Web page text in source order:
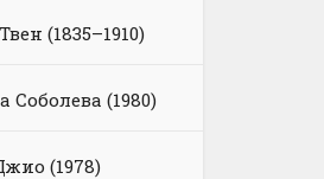
(1835–1910)
Соболева (1980)
(1978)